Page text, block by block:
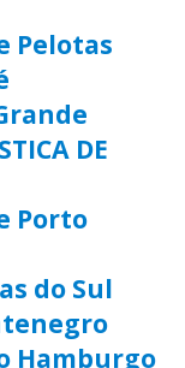
Pelotas
DE
Porto
do Sul
Hamburgo